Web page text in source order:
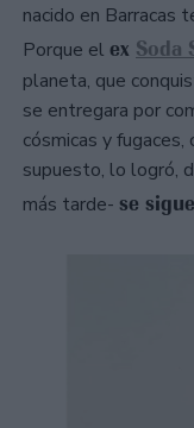
nacido en Barracas
Porque el ex Soda
planeta, que
se entregara por
cósmicas y
supuesto, lo logró,
más tarde- se